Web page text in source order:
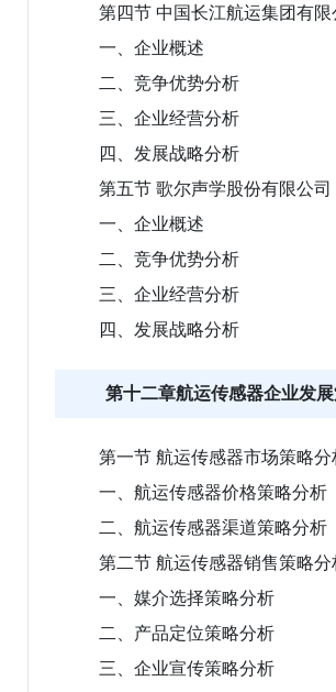
第四节 中国长江航运集团有限
一、企业概述
二、竞争优势分析
三、企业经营分析
四、发展战略分析
第五节 歌尔声学股份有限公司
一、企业概述
二、竞争优势分析
三、企业经营分析
四、发展战略分析
第十二章航运传感器企业发
第一节 航运传感器市场策略分
一、航运传感器价格策略分析
二、航运传感器渠道策略分析
第二节 航运传感器销售策略分
一、媒介选择策略分析
二、产品定位策略分析
三、企业宣传策略分析